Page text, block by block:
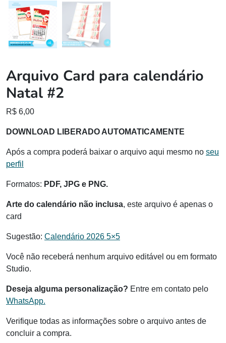
Arquivo Card para calendário
Natal #2
R$ 6,00
DOWNLOAD LIBERADO AUTOMATICAMENTE
Após a compra poderá baixar o arquivo aqui mesmo no seu
perfil
Formatos: PDF, JPG e PNG.
Arte do calendário não inclusa, este arquivo é apenas o
card
Sugestão: Calendário 2026 5×5
Você não receberá nenhum arquivo editável ou em formato
Studio.
Deseja alguma personalização? Entre em contato pelo
WhatsApp.
Verifique todas as informações sobre o arquivo antes de
concluir a compra.